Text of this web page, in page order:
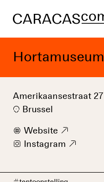
Hortamuseum
Amerikaansestraat 27
Brussel
w Website 9
i
Instagram 9